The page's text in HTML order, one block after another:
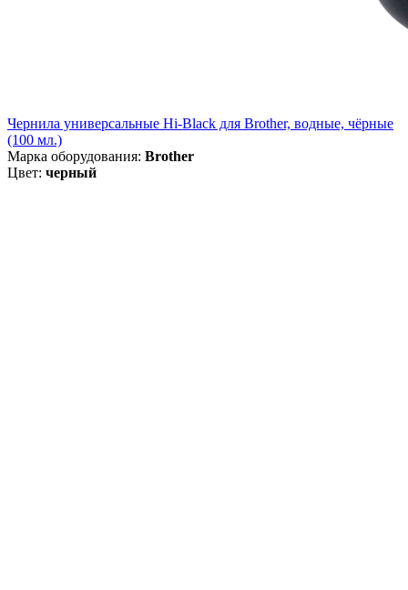
Чернила универсальные Hi-Black для Brother, водные, чёрные
(100 мл.)
Марка оборудования: Brother
Цвет: черный